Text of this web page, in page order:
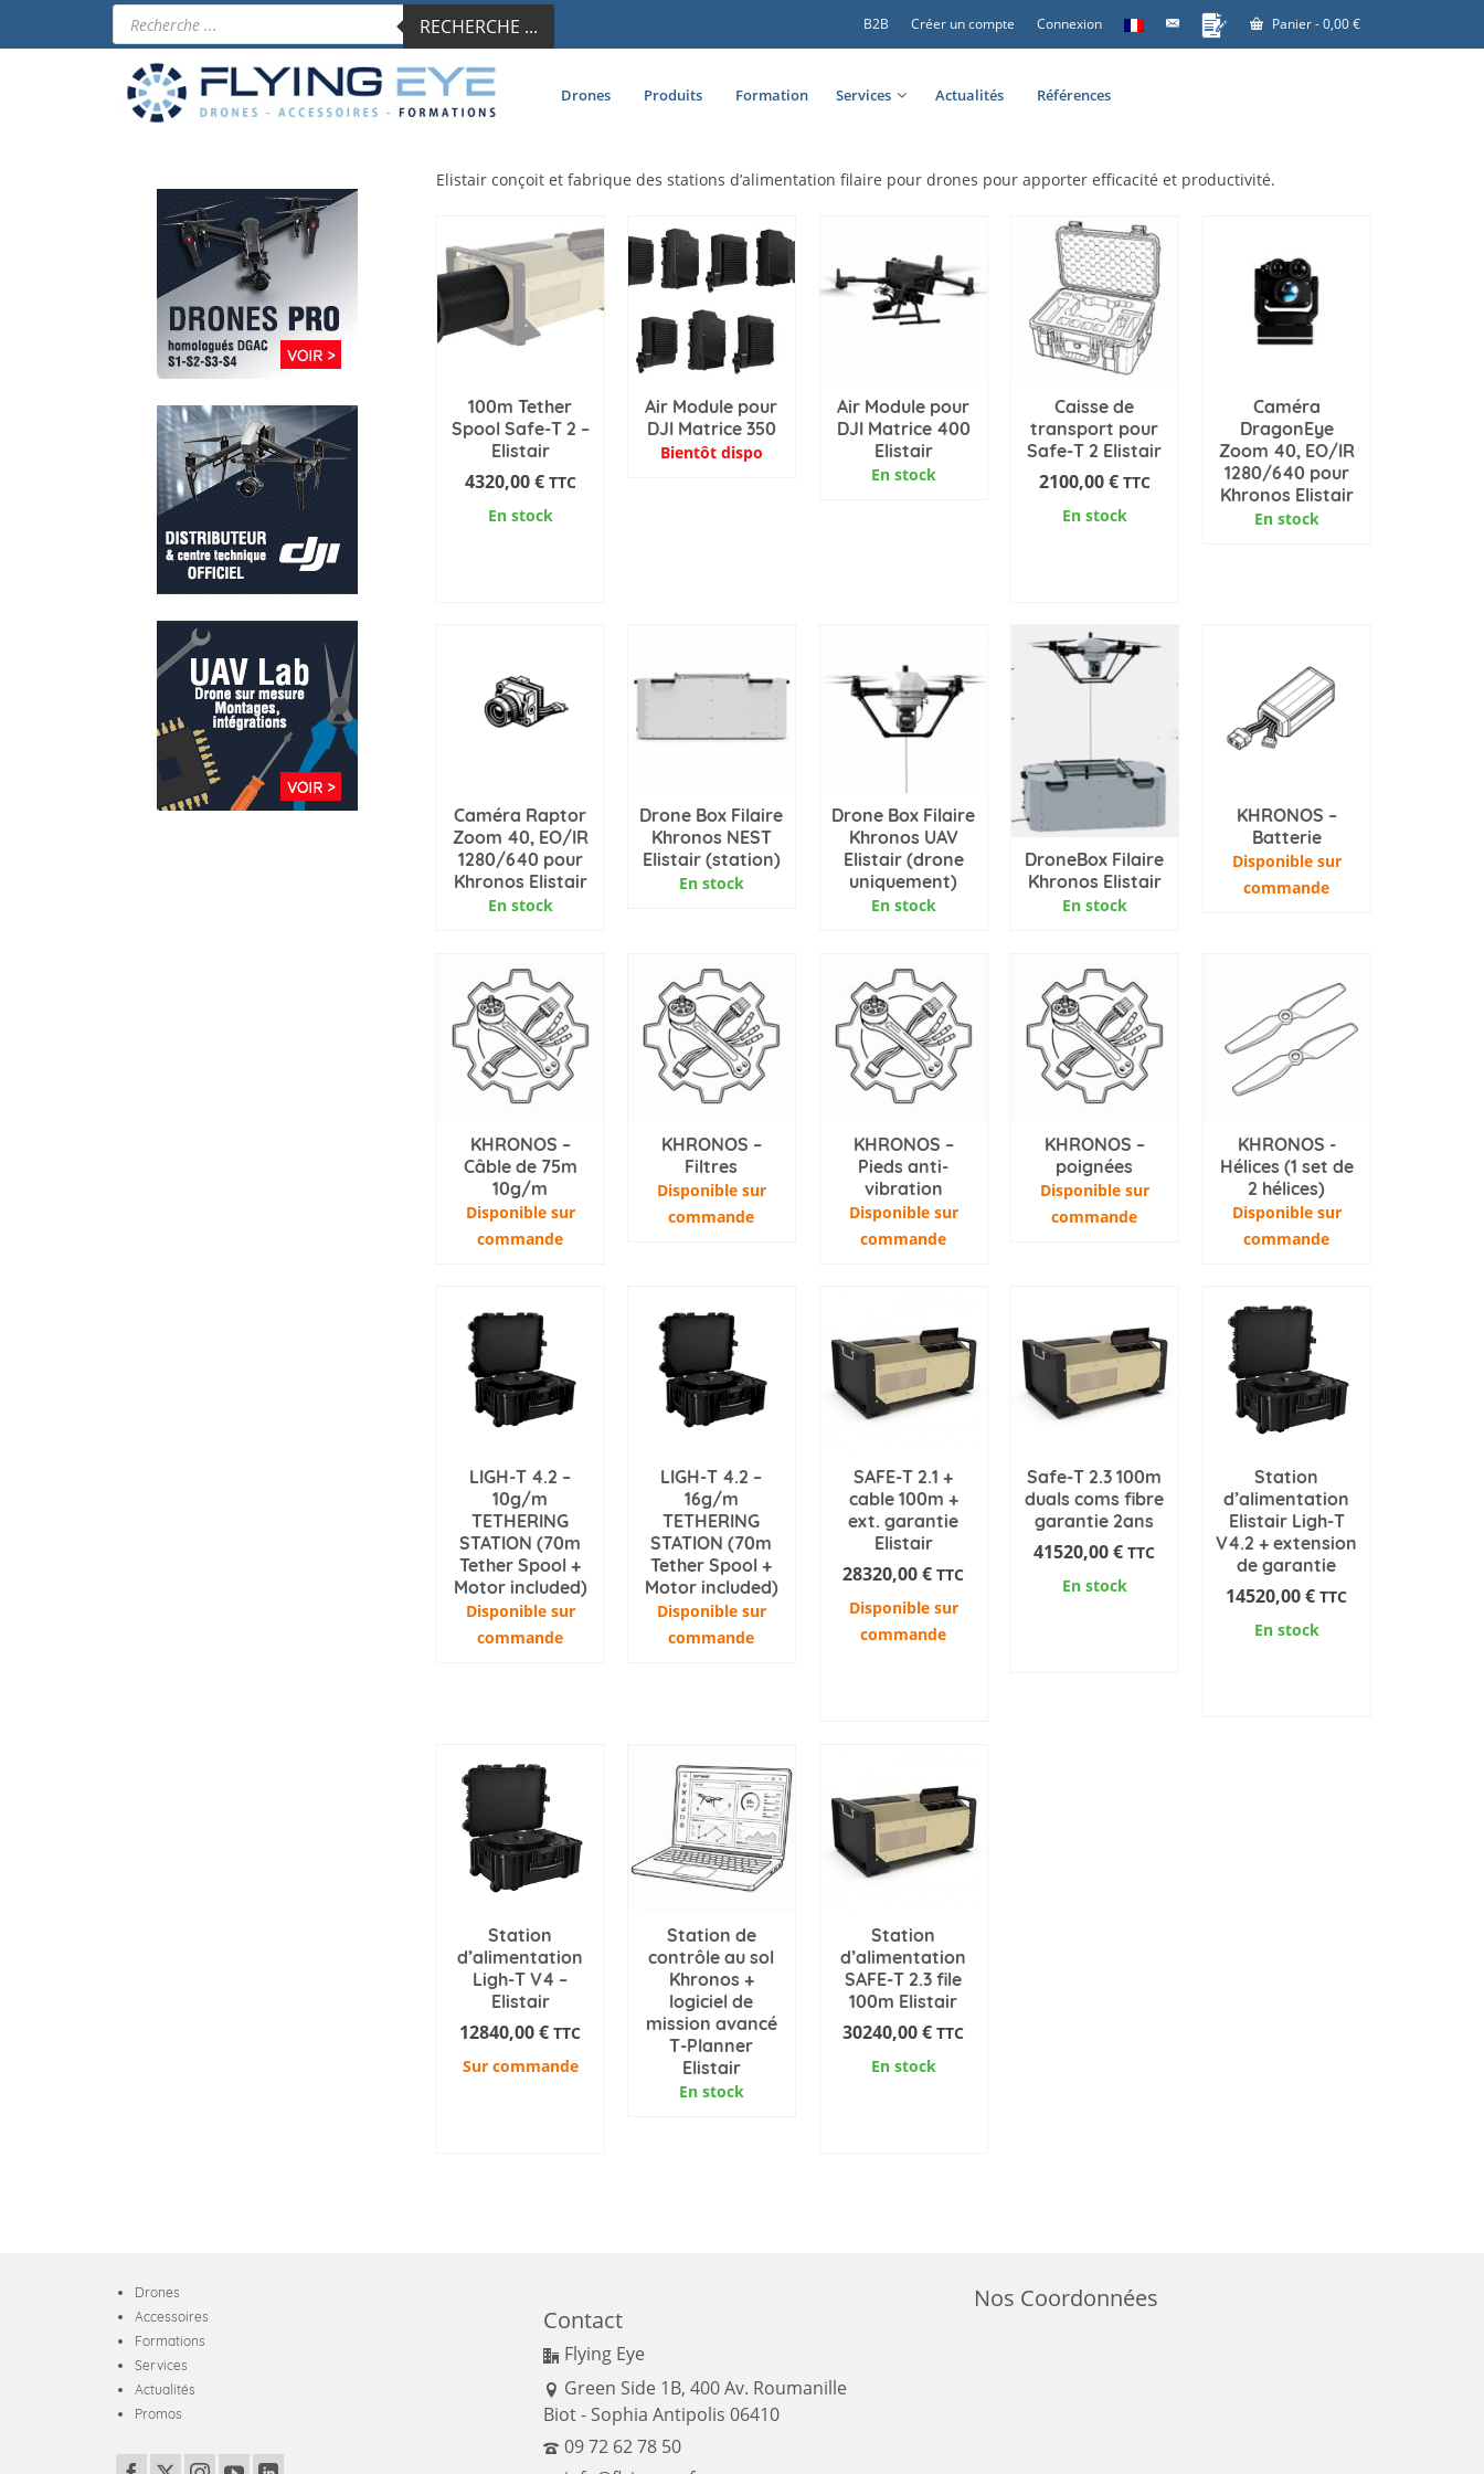
B2B Créer un compte Connexion Panier-0,00€
Recherche
de
produits
RECHERCHE ...
Drones Produits Formation Services Actualités Références
Elistair conçoit et fabrique des stations d’alimentation filaire pour drones pour apporter efficacité et productivité.
100m Tether
Spool Safe-T 2 –
Elistair
4320,00€ TTC
En stock
Air Module pour
DJI Matrice 350
Bientôt dispo
Air Module pour
DJI Matrice 400
Elistair
En stock
Caisse de
transport pour
Safe-T 2 Elistair
2100,00€ TTC
En stock
Caméra
DragonEye
Zoom 40, EO/IR
1280/640 pour
Khronos Elistair
En stock
Caméra Raptor
Zoom 40, EO/IR
1280/640 pour
Khronos Elistair
En stock
Drone Box Filaire
Khronos NEST
Elistair (station)
En stock
Drone Box Filaire
Khronos UAV
Elistair (drone
uniquement)
En stock
DroneBox Filaire
Khronos Elistair
En stock
KHRONOS –
Batterie
Disponible sur
commande
KHRONOS –
Câble de 75m
10g/m
Disponible sur
commande
KHRONOS –
Filtres
Disponible sur
commande
KHRONOS –
Pieds anti-
vibration
Disponible sur
commande
KHRONOS –
poignées
Disponible sur
commande
KHRONOS -
Hélices (1 set de
2 hélices)
Disponible sur
commande
LIGH-T 4.2 –
10g/m
TETHERING
STATION (70m
Tether Spool +
Motor included)
Disponible sur
commande
LIGH-T 4.2 –
16g/m
TETHERING
STATION (70m
Tether Spool +
Motor included)
Disponible sur
commande
SAFE-T 2.1 +
cable 100m +
ext. garantie
Elistair
28320,00€ TTC
Disponible sur
commande
Safe-T 2.3 100m
duals coms fibre
garantie 2ans
41520,00€ TTC
En stock
Station
d’alimentation
Elistair Ligh-T
V4.2 + extension
de garantie
14520,00€ TTC
En stock
Station
d’alimentation
Ligh-T V4 –
Elistair
12840,00€ TTC
Sur commande
Station de
contrôle au sol
Khronos +
logiciel de
mission avancé
T-Planner
Elistair
En stock
Station
d’alimentation
SAFE-T 2.3 file
100m Elistair
30240,00€ TTC
En stock
Drones
Accessoires
Formations
Services
Actualités
Promos
Contact
Flying Eye
Green Side 1B, 400 Av. Roumanille
Biot - Sophia Antipolis 06410
09 72 62 78 50
Nos Coordonnées